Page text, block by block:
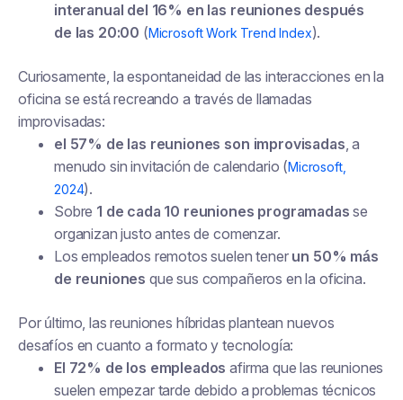
interanual del 16% en las reuniones después
de las 20:00 (Microsoft Work Trend Index).
Curiosamente, la espontaneidad de las interacciones en la
oficina se está recreando a través de llamadas
improvisadas:
el 57% de las reuniones son improvisadas, a
menudo sin invitación de calendario (Microsoft,
2024).
Sobre 1 de cada 10 reuniones programadas se
organizan justo antes de comenzar.
Los empleados remotos suelen tener un 50% más
de reuniones que sus compañeros en la oficina.
Por último, las reuniones híbridas plantean nuevos
desafíos en cuanto a formato y tecnología:
El 72% de los empleados afirma que las reuniones
suelen empezar tarde debido a problemas técnicos